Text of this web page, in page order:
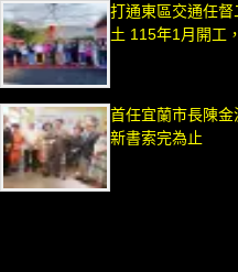
打通東區交通任
土 115年1月開工
首任宜蘭市長陳金
新書索完為止